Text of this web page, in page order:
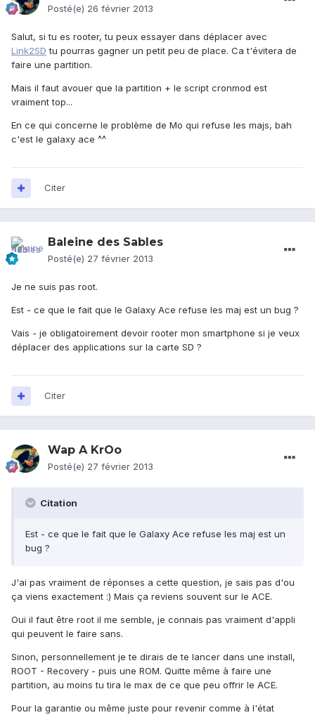
Posté(e) 26 février 2013
Salut, si tu es rooter, tu peux essayer dans déplacer avec
Link2SD tu pourras gagner un petit peu de place. Ca t'évitera de
faire une partition.
Mais il faut avouer que la partition + le script cronmod est
vraiment top...
En ce qui concerne le problème de Mo qui refuse les majs, bah
c'est le galaxy ace ^^
Citer
Baleine des Sables
Posté(e) 27 février 2013
Je ne suis pas root.
Est - ce que le fait que le Galaxy Ace refuse les maj est un bug ?
Vais - je obligatoirement devoir rooter mon smartphone si je veux
déplacer des applications sur la carte SD ?
Citer
Wap A KrOo
Posté(e) 27 février 2013
Citation
Est - ce que le fait que le Galaxy Ace refuse les maj est un
bug ?
J'ai pas vraiment de réponses a cette question, je sais pas d'ou
ça viens exactement :) Mais ça reviens souvent sur le ACE.
Oui il faut être root il me semble, je connais pas vraiment d'appli
qui peuvent le faire sans.
Sinon, personnellement je te dirais de te lancer dans une install,
ROOT - Recovery - puis une ROM. Quitte même à faire une
partition, au moins tu tira le max de ce que peu offrir le ACE.
Pour la garantie ou même juste pour revenir comme à l'état